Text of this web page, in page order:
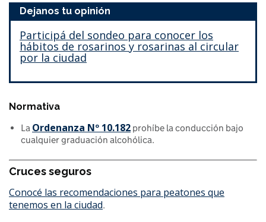
Dejanos tu opinión
Participá del sondeo para conocer los
hábitos de rosarinos y rosarinas al circular
por la ciudad
Normativa
La Ordenanza Nº 10.182 prohíbe la conducción bajo
cualquier graduación alcohólica.
Cruces seguros
Conocé las recomendaciones para peatones que
tenemos en la ciudad.